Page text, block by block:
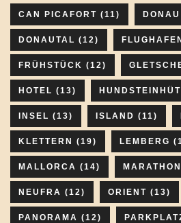
CAN PICAFORT (11) DONAU
DONAUTAL (12)
FRÜHSTÜCK (12)
HOTEL (13)
INSEL (13) ISLAND (11)
KLETTERN (19) LEMBERG
MALLORCA (14) MARATHON
NEUFRA (12) ORIENT (13)
PANORAMA (12)